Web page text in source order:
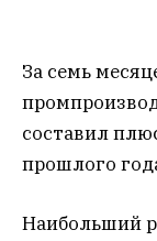
За семь
составил
прошлого
Наибольший